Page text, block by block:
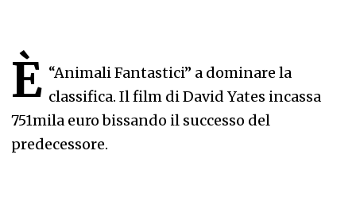
È “Animali Fantastici” a dominare la
classifica. Il film di David Yates incassa
751mila euro bissando il successo del
predecessore.